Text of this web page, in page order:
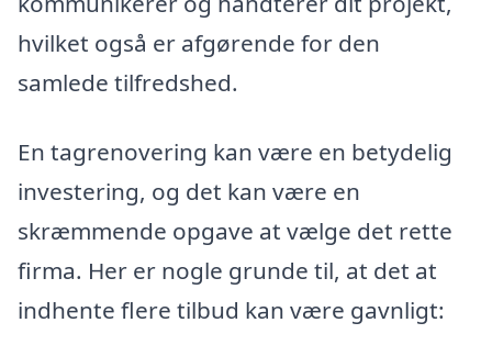
hvilket også er afgørende for den
samlede tilfredshed.
En tagrenovering kan være en betydelig
investering, og det kan være en
skræmmende opgave at vælge det rette
firma. Her er nogle grunde til, at det at
indhente flere tilbud kan være gavnligt: